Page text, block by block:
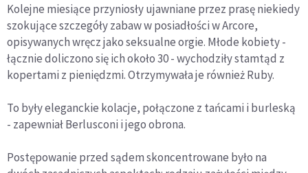
Kolejne miesiące przyniosły ujawniane przez prasę niekiedy
szokujące szczegóły zabaw w posiadłości w Arcore,
opisywanych wręcz jako seksualne orgie. Młode kobiety -
łącznie doliczono się ich około 30 - wychodziły stamtąd z
kopertami z pieniędzmi. Otrzymywała je również Ruby.
To były eleganckie kolacje, połączone z tańcami i burleską
- zapewniał Berlusconi i jego obrona.
Postępowanie przed sądem skoncentrowane było na